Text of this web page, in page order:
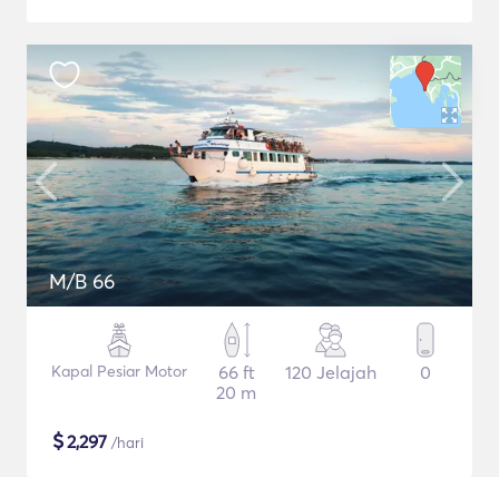
M/B 66
Kapal Pesiar Motor
66 ft
20 m
120 Jelajah 0
$2,297 /hari